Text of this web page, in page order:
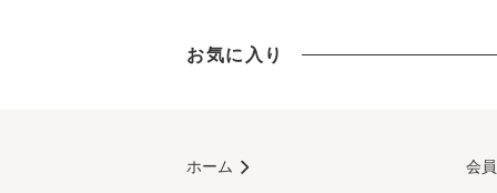
お気に入り
ホーム
会